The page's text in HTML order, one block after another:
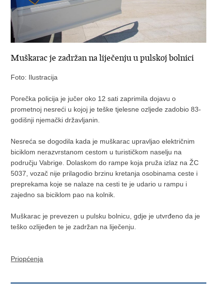
Muškarac je zadržan na liječenju u pulskoj bolnici
Foto: Ilustracija
Porečka policija je jučer oko 12 sati zaprimila dojavu o
prometnoj nesreći u kojoj je teške tjelesne ozljede zadobio 83-
godišnji njemački državljanin.
Nesreća se dogodila kada je muškarac upravljao električnim
biciklom nerazvrstanom cestom u turističkom naselju na
području Vabrige. Dolaskom do rampe koja pruža izlaz na ŽC
5037, vozač nije prilagodio brzinu kretanja osobinama ceste i
preprekama koje se nalaze na cesti te je udario u rampu i
zajedno sa biciklom pao na kolnik.
Muškarac je prevezen u pulsku bolnicu, gdje je utvrđeno da je
teško ozlijeđen te je zadržan na liječenju.
Priopćenja